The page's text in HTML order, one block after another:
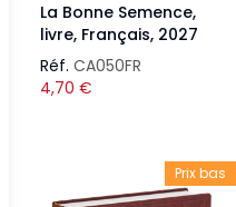
La Bonne Semence,
livre, Français, 2027
Réf. CA050FR
4,70 €
Prix bas